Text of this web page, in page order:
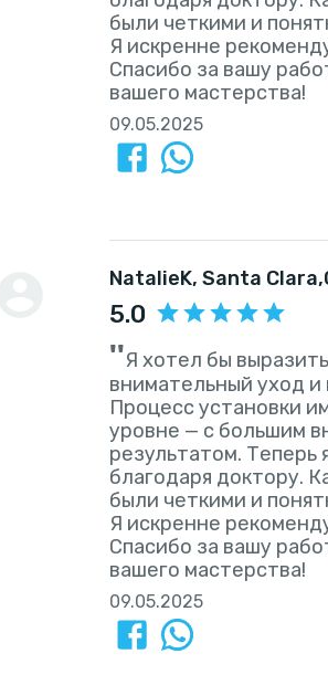
были четкими и
Я искренне
Спасибо за вашу
вашего мастерства!
09.05.2025
NatalieK, Santa
5.0
''Я хотел бы
внимательный уход
Процесс установки
уровне — с большим
результатом. Теперь
благодаря доктору.
были четкими и
Я искренне
Спасибо за вашу
вашего мастерства!
09.05.2025